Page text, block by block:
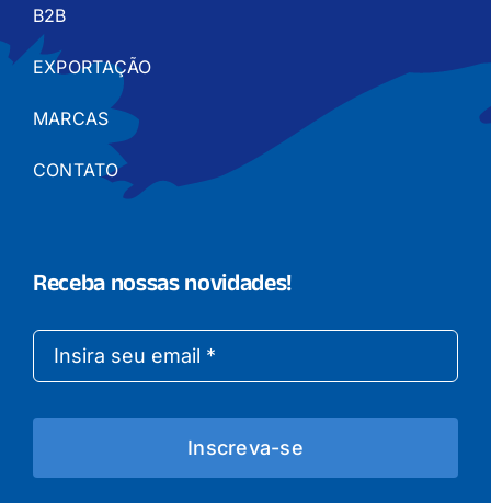
B2B
EXPORTAÇÃO
MARCAS
CONTATO
Receba nossas novidades!
Inscreva-se